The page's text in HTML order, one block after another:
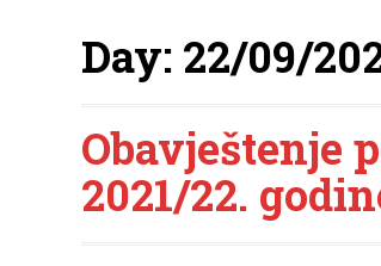
Day: 22/09/
Obavještenje
2021/22.